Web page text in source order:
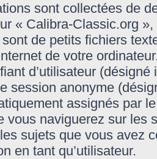
sont collectées de
« Calibra-Classic.org
de petits fichiers
de votre
d’utilisateur
session anonyme
assignés par
vous naviguerez sur les
sujets que vous avez
en tant qu’utilisateur.